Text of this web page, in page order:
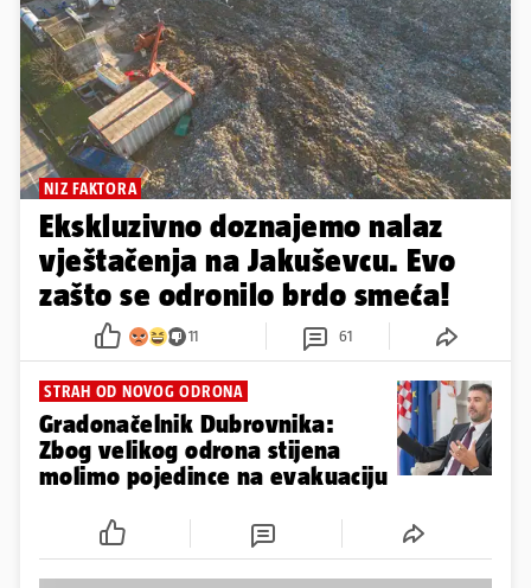
NIZ FAKTORA
Ekskluzivno doznajemo nalaz
vještačenja na Jakuševcu. Evo
zašto se odronilo brdo smeća!
11 61
STRAH OD NOVOG ODRONA
Gradonačelnik Dubrovnika:
Zbog velikog odrona stijena
molimo pojedince na evakuaciju